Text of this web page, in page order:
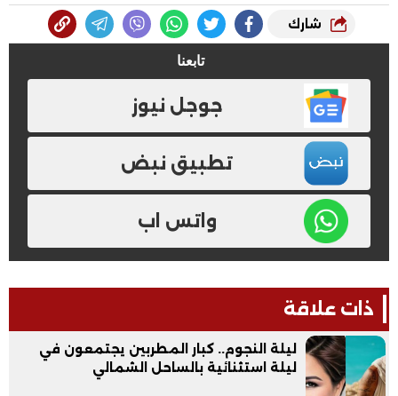
شارك
تابعنا
جوجل نيوز
تطبيق نبض
واتس اب
ذات علاقة
ليلة النجوم.. كبار المطربين يجتمعون في
ليلة استثنائية بالساحل الشمالي